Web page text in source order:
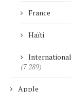
France
Haïti
International
(7 289)
Apple